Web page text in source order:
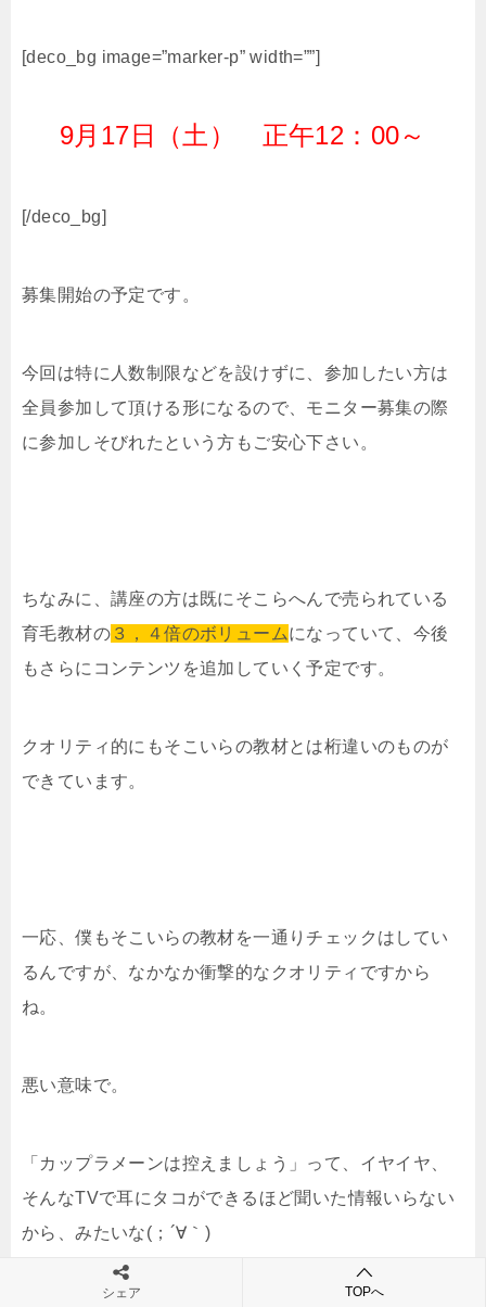
[deco_bg image=”marker-p” width=””]
9月17日（土） 正午12：00～
[/deco_bg]
募集開始の予定です。
今回は特に人数制限などを設けずに、参加したい方は
全員参加して頂ける形になるので、モニター募集の際
に参加しそびれたという方もご安心下さい。
ちなみに、講座の方は既にそこらへんで売られている
育毛教材の ３，４倍のボリュームになっていて、今後
もさらにコンテンツを追加していく予定です。
クオリティ的にもそこいらの教材とは桁違いのものが
できています。
一応、僕もそこいらの教材を一通りチェックはしてい
るんですが、なかなか衝撃的なクオリティですから
ね。
悪い意味で。
「カップラメーンは控えましょう」って、イヤイヤ、
そんなTVで耳にタコができるほど聞いた情報いらない
から、みたいな(；´∀｀)
シェア TOPへ